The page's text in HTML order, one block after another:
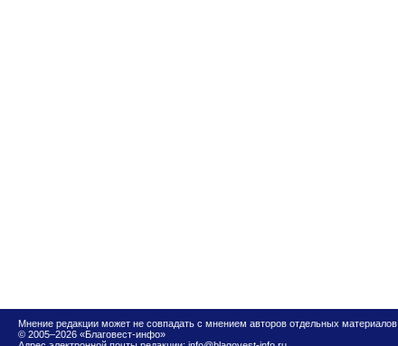
Мнение редакции может не совпадать с мнением авторов отдельных материалов.
© 2005–2026 «Благовест-инфо»